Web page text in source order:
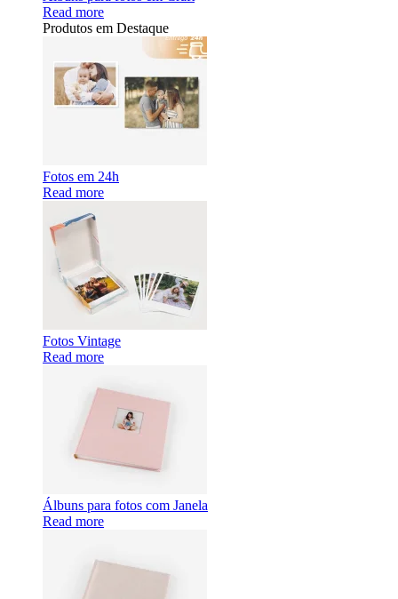
Read more
Produtos em Destaque
Fotos em 24h
Read more
Fotos Vintage
Read more
Álbuns para fotos com Janela
Read more